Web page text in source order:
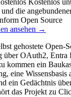
Kostenlos
die
Open Source
ansehen →
gehostete
über OAuth2,
kommen ein
eine Wissensbasis
ein Gedächtnis
das Projekt zu